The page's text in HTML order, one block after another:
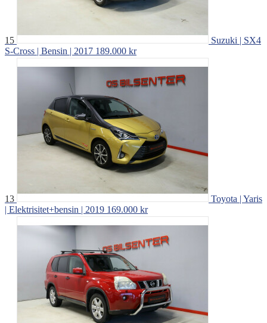
15
Suzuki | SX4
S-Cross | Bensin | 2017 189.000 kr
13
Toyota | Yaris
| Elektrisitet+bensin | 2019 169.000 kr